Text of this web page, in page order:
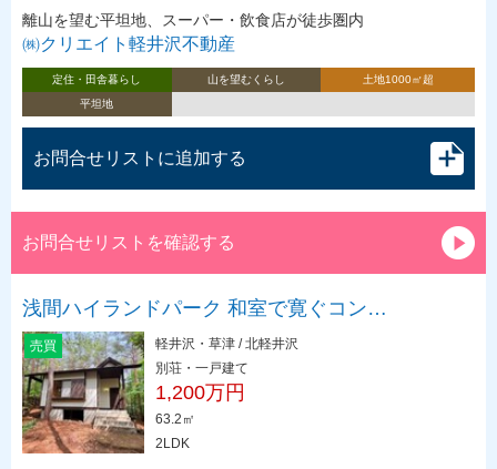
離山を望む平坦地、スーパー・飲食店が徒歩圏内
㈱クリエイト軽井沢不動産
定住・田舎暮らし 山を望むくらし
土地1000㎡超
平坦地
お問合せリストに追加する
お問合せリストを確認する
浅間ハイランドパーク 和室で寛ぐコン…
売買
軽井沢・草津 / 北軽井沢
別荘・一戸建て
1,200万円
63.2㎡
2LDK